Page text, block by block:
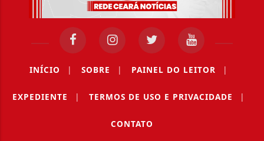
INÍCIO | SOBRE | PAINEL DO LEITOR |
EXPEDIENTE | TERMOS DE USO E PRIVACIDADE |
CONTATO